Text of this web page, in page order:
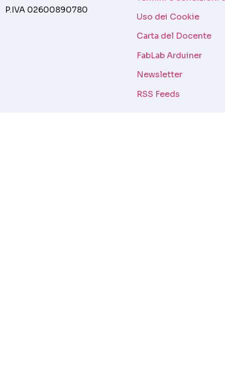
P.IVA 02600890780
Uso dei Cookie
Carta del Docente
FabLab Arduiner
Newsletter
RSS Feeds